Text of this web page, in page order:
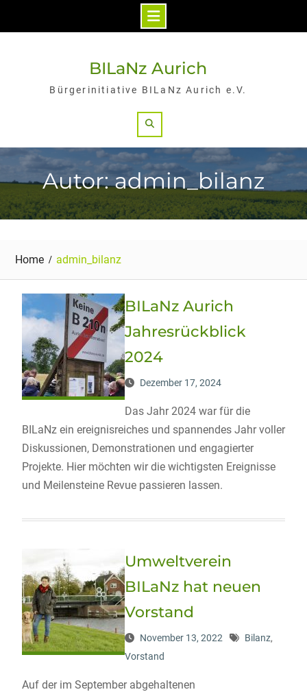
BILaNz Aurich
Bürgerinitiative BILaNz Aurich e.V.
Autor: admin_bilanz
Home admin_bilanz
BILaNz Aurich
Jahresrückblick
2024
Dezember 17, 2024
Das Jahr 2024 war für die
BILaNz ein ereignisreiches und spannendes Jahr voller
Diskussionen, Demonstrationen und engagierter
Projekte. Hier möchten wir die wichtigsten Ereignisse
und Meilensteine Revue passieren lassen.
Umweltverein
BILaNz hat neuen
Vorstand
November 13, 2022 Bilanz,
Vorstand
Auf der im September abgehaltenen